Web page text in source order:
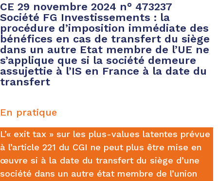
CE 29 novembre 2024 n° 473237
Société FG Investissements : la
procédure d’imposition immédiate des
bénéfices en cas de transfert du siège
dans un autre Etat membre de l’UE ne
s’applique que si la société demeure
assujettie à l’IS en France à la date du
transfert
En pratique
L’« exit tax » sur les plus-values latentes prévue
à l’article 221 du CGI ne peut plus être mise en
œuvre si à la date du transfert du siège d’une
société dans un autre état membre de l’union